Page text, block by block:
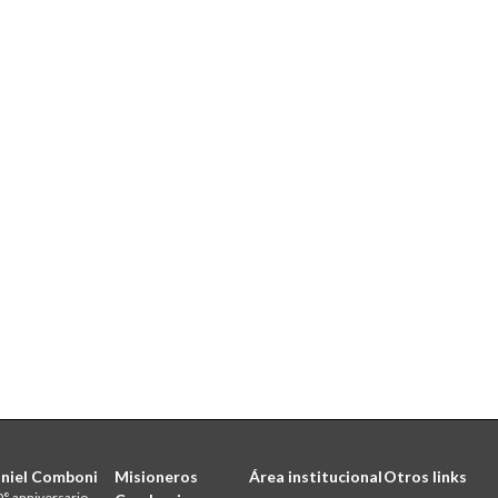
Comboni
Misioneros
Área institucionalOtros links